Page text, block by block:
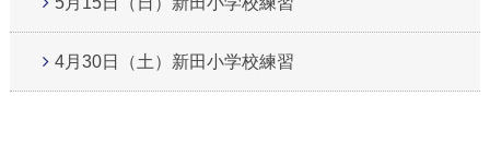
4月30日（土）新田小学校練習